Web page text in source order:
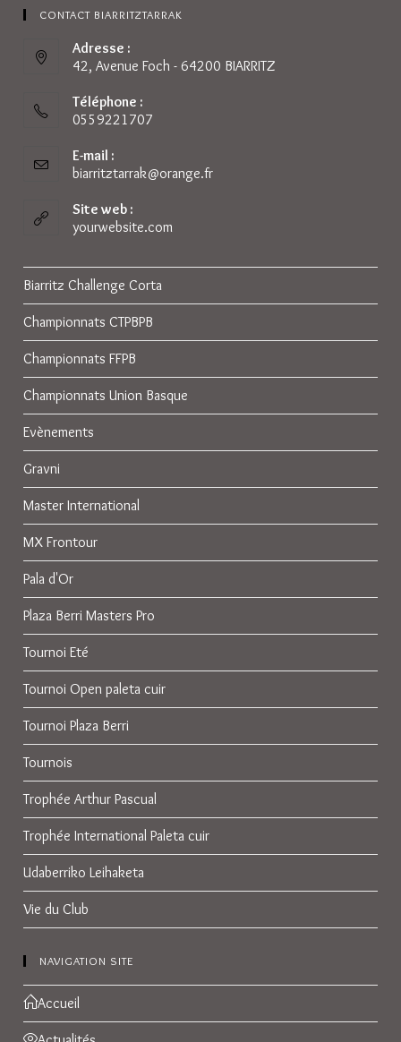
CONTACT BIARRITZTARRAK
Adresse :
42, Avenue Foch - 64200 BIARRITZ
Téléphone :
0559221707
E-mail :
biarritztarrak@orange.frS’ouvre
Site web :
yourwebsite.com
Biarritz Challenge Corta
Championnats CTPBPB
Championnats FFPB
Championnats Union Basque
Evènements
Gravni
Master International
MX Frontour
Pala d'Or
Plaza Berri Masters Pro
Tournoi Eté
Tournoi Open paleta cuir
Tournoi Plaza Berri
Tournois
Trophée Arthur Pascual
Trophée International Paleta cuir
Udaberriko Leihaketa
Vie du Club
NAVIGATION SITE
Accueil